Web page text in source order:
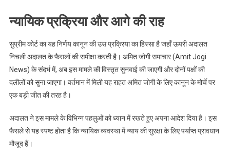
न्यायिक प्रक्रिया और आगे की राह
सुप्रीम कोर्ट का यह निर्णय कानून की उस प्रक्रिया का हिस्सा है जहाँ ऊपरी अदालत
निचली अदालत के फैसलों की समीक्षा करती है। अमित जोगी समाचार (Amit Jogi
News) के संदर्भ में, अब इस मामले की विस्तृत सुनवाई की जाएगी और दोनों पक्षों की
दलीलों को सुना जाएगा। वर्तमान में मिली यह राहत अमित जोगी के लिए कानून के मोर्चे पर
एक बड़ी जीत की तरह है।
अदालत ने इस मामले के विभिन्न पहलुओं को ध्यान में रखते हुए अपना आदेश दिया है। इस
फैसले से यह स्पष्ट होता है कि न्यायिक व्यवस्था में न्याय की सुरक्षा के लिए पर्याप्त प्रावधान
मौजूद हैं।